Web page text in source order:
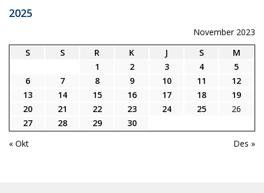
2025
November 2023
S
S R K J S
M
1
2 3 4
5
6
7 8 9 10 11
12
13
14 15 16 17 18
19
20
21 22 23 24 25
26
27
28 29
30
« Okt
Des »